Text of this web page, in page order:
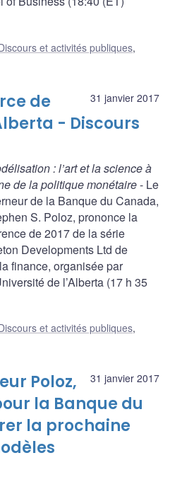
et activités publiques,
31 janvier 2017
de
- Discours
: l’art et la science à
de la politique monétaire- Le
de la Banque du Canada,
S. Poloz, prononce la
de 2017 de la série
Developments Ltd de
finance, organisée par
de l’Alberta (17 h 35
et activités publiques,
31 janvier 2017
Poloz,
la Banque du
la prochaine